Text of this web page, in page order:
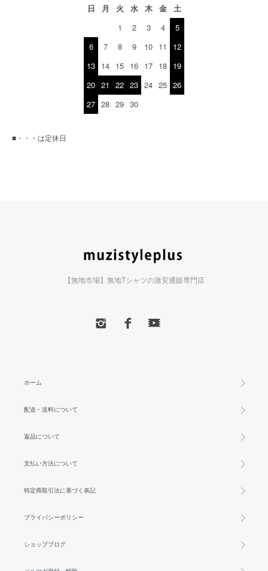
日 月 火 水 木 金
土
1
2 3 4
5
6
7 8 9 10 11
12
13 14 15 16 17 18 19
20 21 22 23 24 25 26
27 28 29 30
■・・・は定休日
【無地市場】無地Tシャツの激安通販専門店
ホーム
配送・送料について
返品について
支払い方法について
特定商取引法に基づく表記
プライバシーポリシー
ショップブログ